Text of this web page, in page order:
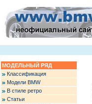
МОДЕЛЬНЫЙ РЯД
Классификация
Модели BMW
В стиле ретро
Статьи